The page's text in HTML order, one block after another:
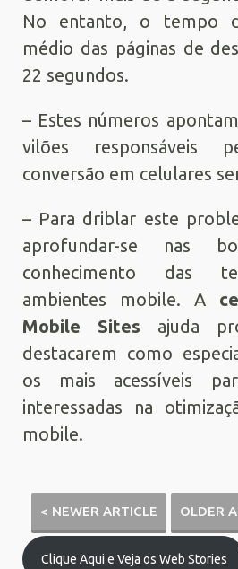
No entanto, o tempo
médio das páginas de
22 segundos.
– Estes números
vilões responsáveis
conversão em celulares
– Para driblar este
aprofundar-se nas
conhecimento das
ambientes mobile. A
Mobile Sites ajuda
destacarem como
os mais acessíveis
interessadas na
mobile.
< NEWER ARTICLE OLDER
Clique Aqui e Veja os Web Stories